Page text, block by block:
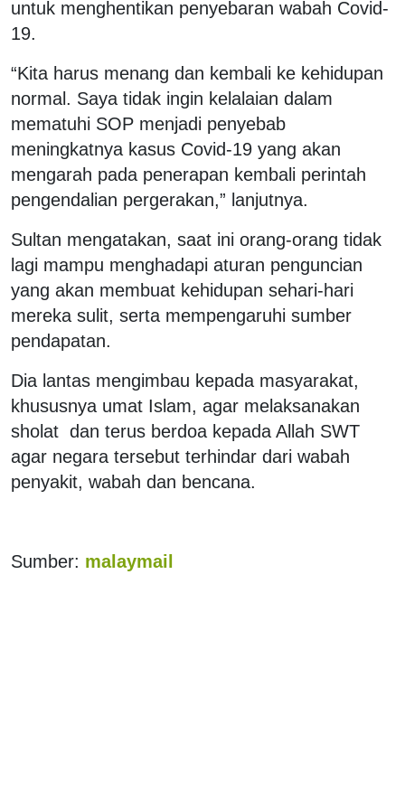
untuk menghentikan penyebaran wabah Covid-
19.
“Kita harus menang dan kembali ke kehidupan
normal. Saya tidak ingin kelalaian dalam
mematuhi SOP menjadi penyebab
meningkatnya kasus Covid-19 yang akan
mengarah pada penerapan kembali perintah
pengendalian pergerakan,” lanjutnya.
Sultan mengatakan, saat ini orang-orang tidak
lagi mampu menghadapi aturan penguncian
yang akan membuat kehidupan sehari-hari
mereka sulit, serta mempengaruhi sumber
pendapatan.
Dia lantas mengimbau kepada masyarakat,
khususnya umat Islam, agar melaksanakan
sholat dan terus berdoa kepada Allah SWT
agar negara tersebut terhindar dari wabah
penyakit, wabah dan bencana.
Sumber: malaymail